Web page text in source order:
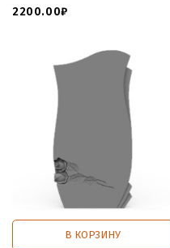
2200.00₽
В КОРЗИНУ